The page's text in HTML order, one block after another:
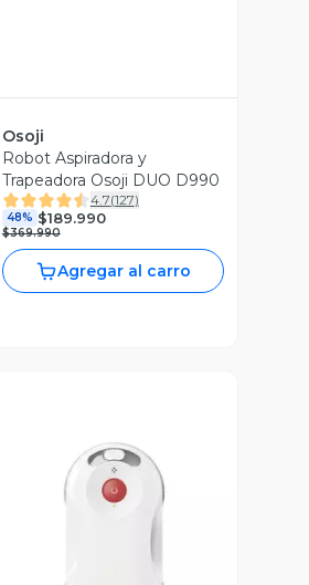
Osoji
Robot Aspiradora y
Trapeadora Osoji DUO D990
4.7(127)
48% $189.990
$369.990
Agregar al carro
Vista Previa